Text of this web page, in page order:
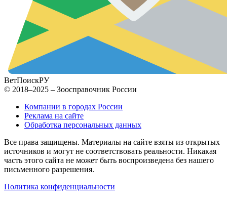
ВетПоискРУ
© 2018–2025 – Зоосправочник России
Компании в городах России
Реклама на сайте
Обработка персональных данных
Все права защищены. Материалы на сайте взяты из открытых
источников и могут не соответствовать реальности. Никакая
часть этого сайта не может быть воспроизведена без нашего
письменного разрешения.
Политика конфиденциальности